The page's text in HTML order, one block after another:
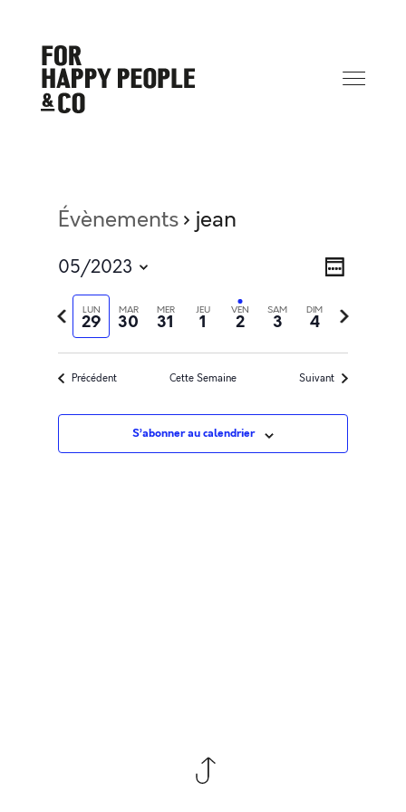
Évènements jean
de
Semaine
05/2023
Sélectionnez
la
date
LUN
29 MAR
30 MER
31 JEU
1 VEN
2 SAM
3 DIM
4
Semaine
précédente
Semaine
suivante
Précédent Cette Semaine Suivant
S’abonner au calendrier